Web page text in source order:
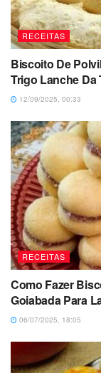
RECEITAS
Biscoito De
Trigo Lanche Da
12/09/2025, 00:33
RECEITAS
Como Fazer
Goiabada Para
06/07/2025, 18:05